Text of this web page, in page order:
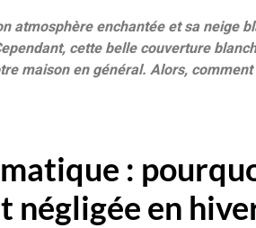
atmosphère enchantée et sa neige
cette belle couverture
maison en général. Alors,
:
en